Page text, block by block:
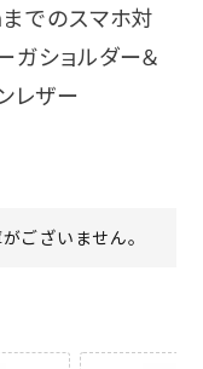
でのスマホ対
ガショルダー＆
レザー
ございません。